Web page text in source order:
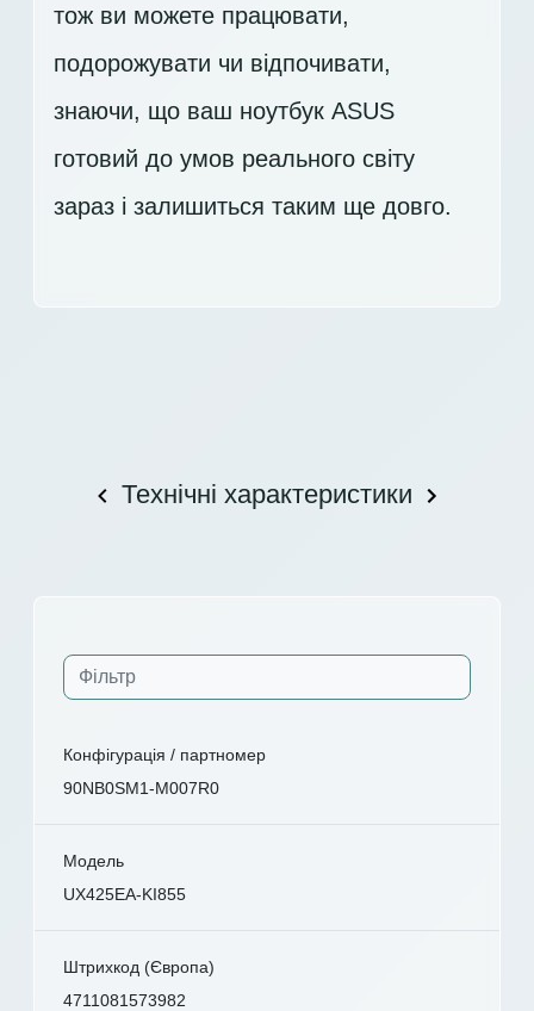
тож ви можете працювати,
подорожувати чи відпочивати,
знаючи, що ваш ноутбук ASUS
готовий до умов реального світу
зараз і залишиться таким ще довго.
Технічні характеристики
Конфігурація / партномер
90NB0SM1-M007R0
Модель
UX425EA-KI855
Штрихкод (Європа)
4711081573982